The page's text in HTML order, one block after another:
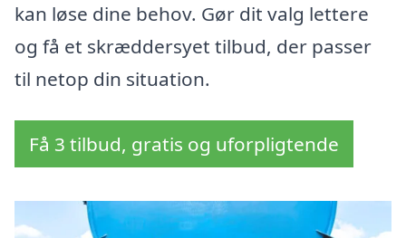
kan løse dine behov. Gør dit valg lettere
og få et skræddersyet tilbud, der passer
til netop din situation.
Få 3 tilbud, gratis og uforpligtende